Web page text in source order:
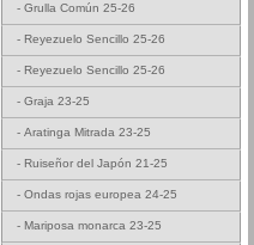
- Grulla Común 25-26
- Reyezuelo Sencillo 25-26
- Reyezuelo Sencillo 25-26
- Graja 23-25
- Aratinga Mitrada 23-25
- Ruiseñor del Japón 21-25
- Ondas rojas europea 24-25
- Mariposa monarca 23-25